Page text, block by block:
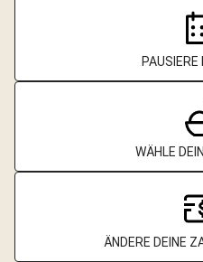
PAUSIERE
WÄHLE
ÄNDERE DEINE